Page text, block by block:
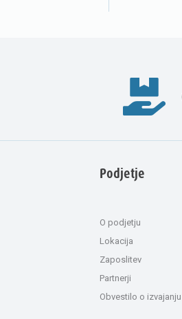
Podjetje
O podjetju
Lokacija
Zaposlitev
Partnerji
Obvestilo o